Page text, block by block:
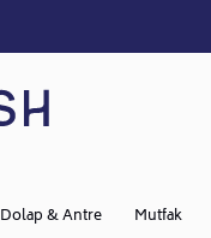
Dolap & Antre Mutfak